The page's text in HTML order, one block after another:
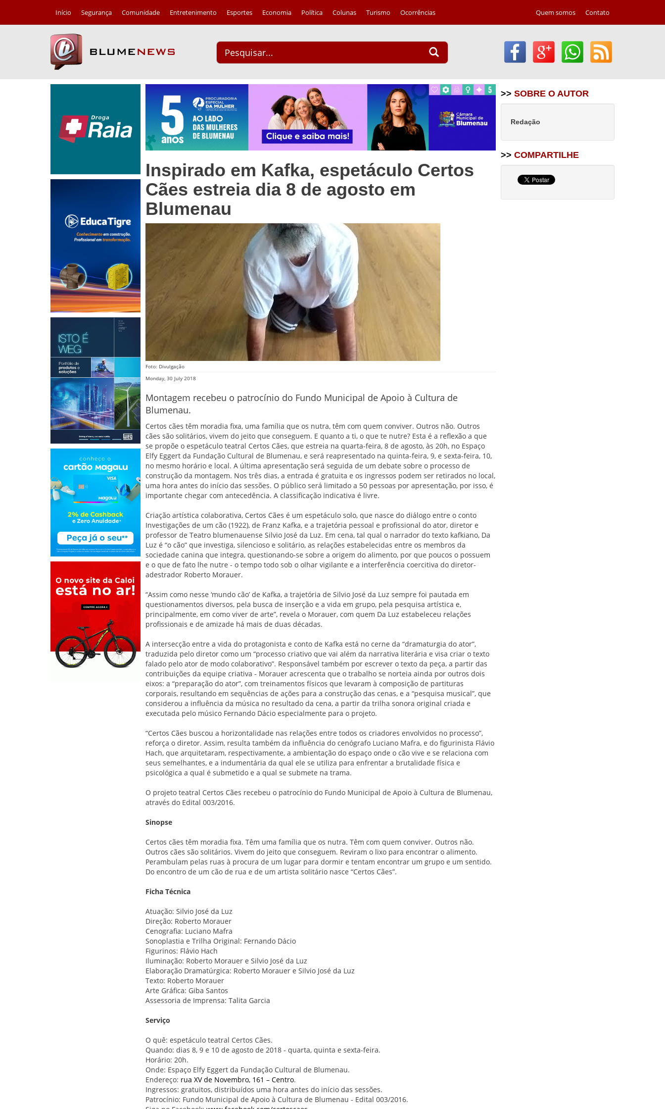
Início Segurança Comunidade Entretenimento Esportes Economia Política Colunas Turismo Ocorrências Quem somos Contato
Inspirado em Kafka, espetáculo Certos
Cães estreia dia 8 de agosto em
Blumenau
Foto: Divulgação
Monday, 30 July 2018
Montagem recebeu o patrocínio do Fundo Municipal de Apoio à Cultura de
Blumenau.
Certos cães têm moradia fixa, uma família que os nutra, têm com quem conviver. Outros não. Outros
cães são solitários, vivem do jeito que conseguem. E quanto a ti, o que te nutre? Esta é a reflexão a que
se propõe o espetáculo teatral Certos Cães, que estreia na quarta-feira, 8 de agosto, às 20h, no Espaço
Elfy Eggert da Fundação Cultural de Blumenau, e será reapresentado na quinta-feira, 9, e sexta-feira, 10,
no mesmo horário e local. A última apresentação será seguida de um debate sobre o processo de
construção da montagem. Nos três dias, a entrada é gratuita e os ingressos podem ser retirados no local,
uma hora antes do início das sessões. O público será limitado a 50 pessoas por apresentação, por isso, é
importante chegar com antecedência. A classificação indicativa é livre.
Criação artística colaborativa, Certos Cães é um espetáculo solo, que nasce do diálogo entre o conto
Investigações de um cão (1922), de Franz Kafka, e a trajetória pessoal e profissional do ator, diretor e
professor de Teatro blumenauense Silvio José da Luz. Em cena, tal qual o narrador do texto kafkiano, Da
Luz é “o cão” que investiga, silencioso e solitário, as relações estabelecidas entre os membros da
sociedade canina que integra, questionando-se sobre a origem do alimento, por que poucos o possuem
e o que de fato lhe nutre - o tempo todo sob o olhar vigilante e a interferência coercitiva do diretor-
adestrador Roberto Morauer.
“Assim como nesse ‘mundo cão’ de Kafka, a trajetória de Silvio José da Luz sempre foi pautada em
questionamentos diversos, pela busca de inserção e a vida em grupo, pela pesquisa artística e,
principalmente, em como viver de arte”, revela o Morauer, com quem Da Luz estabeleceu relações
profissionais e de amizade há mais de duas décadas.
A intersecção entre a vida do protagonista e conto de Kafka está no cerne da “dramaturgia do ator”,
traduzida pelo diretor como um “processo criativo que vai além da narrativa literária e visa criar o texto
falado pelo ator de modo colaborativo”. Responsável também por escrever o texto da peça, a partir das
contribuições da equipe criativa - Morauer acrescenta que o trabalho se norteia ainda por outros dois
eixos: a “preparação do ator”, com treinamentos físicos que levaram à composição de partituras
corporais, resultando em sequências de ações para a construção das cenas, e a “pesquisa musical”, que
considerou a influência da música no resultado da cena, a partir da trilha sonora original criada e
executada pelo músico Fernando Dácio especialmente para o projeto.
“Certos Cães buscou a horizontalidade nas relações entre todos os criadores envolvidos no processo”,
reforça o diretor. Assim, resulta também da influência do cenógrafo Luciano Mafra, e do figurinista Flávio
Hach, que arquitetaram, respectivamente, a ambientação do espaço onde o cão vive e se relaciona com
seus semelhantes, e a indumentária da qual ele se utiliza para enfrentar a brutalidade física e
psicológica a qual é submetido e a qual se submete na trama.
O projeto teatral Certos Cães recebeu o patrocínio do Fundo Municipal de Apoio à Cultura de Blumenau,
através do Edital 003/2016.
Sinopse
Certos cães têm moradia fixa. Têm uma família que os nutra. Têm com quem conviver. Outros não.
Outros cães são solitários. Vivem do jeito que conseguem. Reviram o lixo para encontrar o alimento.
Perambulam pelas ruas à procura de um lugar para dormir e tentam encontrar um grupo e um sentido.
Do encontro de um cão de rua e de um artista solitário nasce “Certos Cães”.
Ficha Técnica
Atuação: Silvio José da Luz
Direção: Roberto Morauer
Cenografia: Luciano Mafra
Sonoplastia e Trilha Original: Fernando Dácio
Figurinos: Flávio Hach
Iluminação: Roberto Morauer e Silvio José da Luz
Elaboração Dramatúrgica: Roberto Morauer e Silvio José da Luz
Texto: Roberto Morauer
Arte Gráfica: Giba Santos
Assessoria de Imprensa: Talita Garcia
Serviço
O quê: espetáculo teatral Certos Cães.
Quando: dias 8, 9 e 10 de agosto de 2018 - quarta, quinta e sexta-feira.
Horário: 20h.
Onde: Espaço Elfy Eggert da Fundação Cultural de Blumenau.
Endereço: rua XV de Novembro, 161 – Centro.
Ingressos: gratuitos, distribuídos uma hora antes do início das sessões.
Patrocínio: Fundo Municipal de Apoio à Cultura de Blumenau - Edital 003/2016.
>> SOBRE O AUTOR
Redação
>> COMPARTILHE